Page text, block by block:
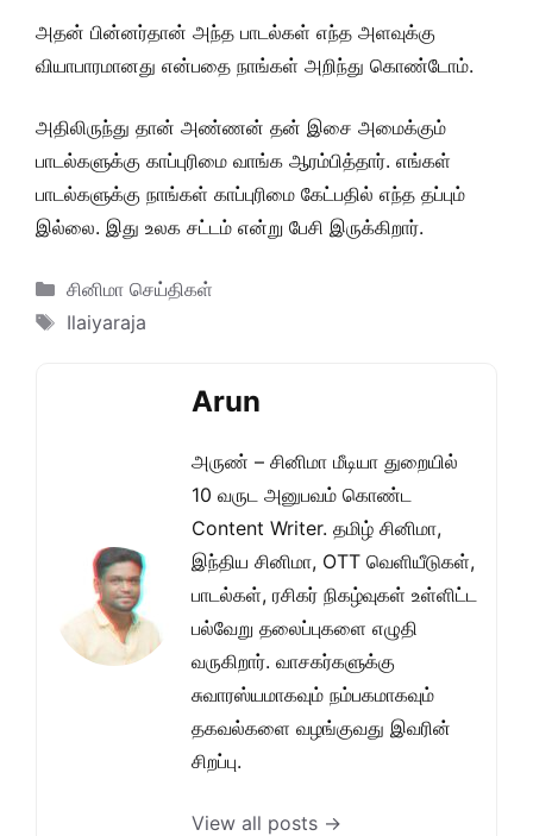
அதன் பின்னர்தான் அந்த பாடல்கள் எந்த அளவுக்கு
வியாபாரமானது என்பதை நாங்கள் அறிந்து கொண்டோம்.
அதிலிருந்து தான் அண்ணன் தன் இசை அமைக்கும்
பாடல்களுக்கு காப்புரிமை வாங்க ஆரம்பித்தார். எங்கள்
பாடல்களுக்கு நாங்கள் காப்புரிமை கேட்பதில் எந்த தப்பும்
இல்லை. இது உலக சட்டம் என்று பேசி இருக்கிறார்.
Categories
சினிமா செய்திகள்
Tags
Ilaiyaraja
Arun
அருண் – சினிமா மீடியா துறையில்
10 வருட அனுபவம் கொண்ட
Content Writer. தமிழ் சினிமா,
இந்திய சினிமா, OTT வெளியீடுகள்,
பாடல்கள், ரசிகர் நிகழ்வுகள் உள்ளிட்ட
பல்வேறு தலைப்புகளை எழுதி
வருகிறார். வாசகர்களுக்கு
சுவாரஸ்யமாகவும் நம்பகமாகவும்
தகவல்களை வழங்குவது இவரின்
சிறப்பு.
View all posts →